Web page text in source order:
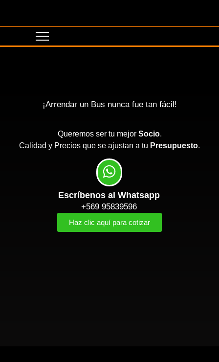
¡Arrendar un Bus nunca fue tan fácil!
Queremos ser tu mejor Socio.
Calidad y Precios que se ajustan a tu Presupuesto.
Escríbenos al Whatsapp
+569 95839596
Haz clic aquí para cotizar